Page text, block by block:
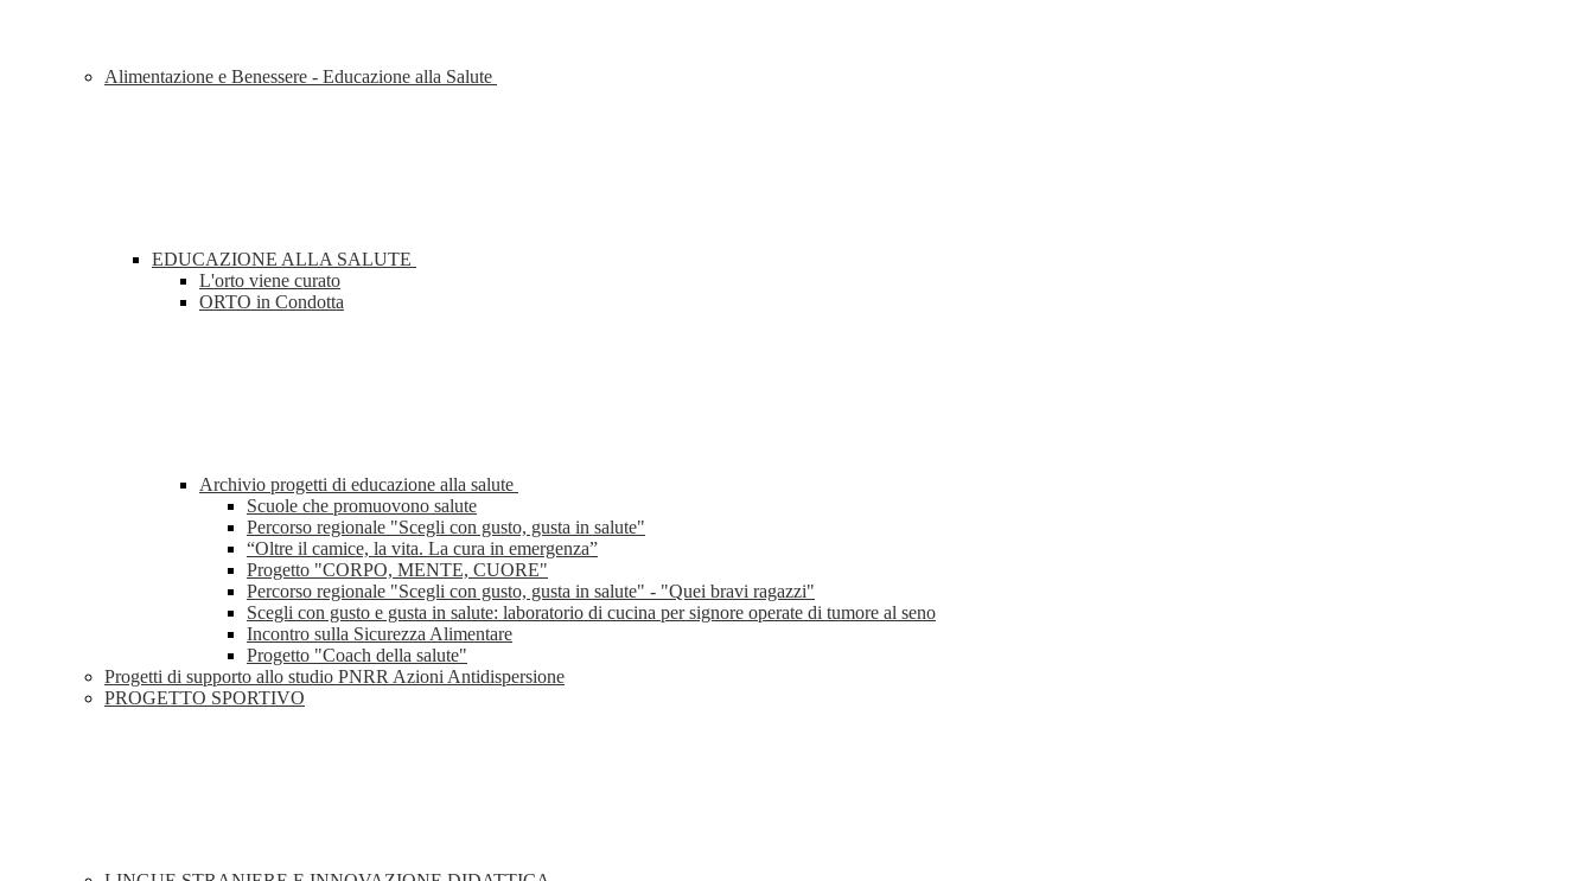
Alimentazione e Benessere - Educazione alla Salute
EDUCAZIONE ALLA SALUTE
L'orto viene curato
ORTO in Condotta
Archivio progetti di educazione alla salute
Scuole che promuovono salute
Percorso regionale "Scegli con gusto, gusta in salute"
“Oltre il camice, la vita. La cura in emergenza”
Progetto "CORPO, MENTE, CUORE"
Percorso regionale "Scegli con gusto, gusta in salute" - "Quei bravi ragazzi"
Scegli con gusto e gusta in salute: laboratorio di cucina per signore operate di tumore al seno
Incontro sulla Sicurezza Alimentare
Progetto "Coach della salute"
Progetti di supporto allo studio PNRR Azioni Antidispersione
PROGETTO SPORTIVO